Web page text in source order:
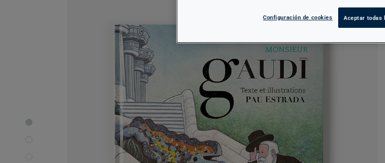
Configuración de cookies Aceptar todas